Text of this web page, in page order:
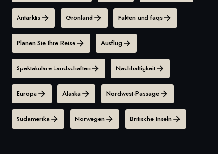
Antarktis Grönland Fakten und faqs
Planen Sie Ihre Reise Ausflug
Spektakuläre Landschaften Nachhaltigkeit
Europa Alaska Nordwest-Passage
Südamerika Norwegen Britische Inseln